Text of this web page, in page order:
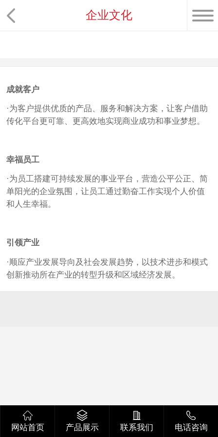
企业文化
成就客户
·为客户提供优质的产品、服务和解决方案，让客户借助
传化平台更可靠、更高效地实现商业成功和事业梦想。
幸福员工
·为员工搭建可持续发展的事业平台，营造公平公正、简
单阳光的企业氛围，让员工通过勤奋工作实现个人价值
和人生幸福。
引领产业
·顺应产业发展导向及社会发展趋势，以技术进步和模式
创新推动所在产业的转型升级和区域经济发展。
网站首页 产品展示 联系我们 电话咨询